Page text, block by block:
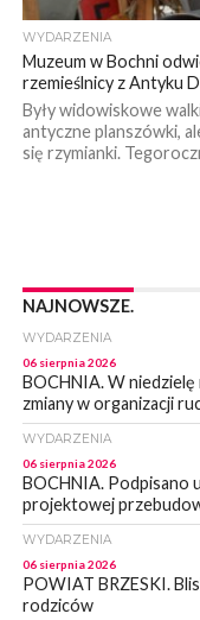
WYDARZENIA
Muzeum w Bochni
rzemieślnicy z Antyku
Były widowiskowe
antyczne planszówki,
się rzymianki.
NAJNOWSZE.
WYDARZENIA
06 sierpnia 2026
BOCHNIA. W niedzielę
zmiany w organizacji
WYDARZENIA
06 sierpnia 2026
BOCHNIA. Podpisano
projektowej
WYDARZENIA
06 sierpnia 2026
POWIAT BRZESKI.
rodziców